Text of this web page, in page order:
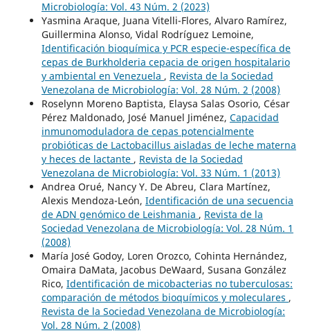
Microbiología: Vol. 43 Núm. 2 (2023)
Yasmina Araque, Juana Vitelli-Flores, Alvaro Ramírez,
Guillermina Alonso, Vidal Rodríguez Lemoine,
Identificación bioquímica y PCR especie-específica de
cepas de Burkholderia cepacia de origen hospitalario
y ambiental en Venezuela , Revista de la Sociedad
Venezolana de Microbiología: Vol. 28 Núm. 2 (2008)
Roselynn Moreno Baptista, Elaysa Salas Osorio, César
Pérez Maldonado, José Manuel Jiménez, Capacidad
inmunomoduladora de cepas potencialmente
probióticas de Lactobacillus aisladas de leche materna
y heces de lactante , Revista de la Sociedad
Venezolana de Microbiología: Vol. 33 Núm. 1 (2013)
Andrea Orué, Nancy Y. De Abreu, Clara Martínez,
Alexis Mendoza-León, Identificación de una secuencia
de ADN genómico de Leishmania , Revista de la
Sociedad Venezolana de Microbiología: Vol. 28 Núm. 1
(2008)
María José Godoy, Loren Orozco, Cohinta Hernández,
Omaira DaMata, Jacobus DeWaard, Susana González
Rico, Identificación de micobacterias no tuberculosas:
comparación de métodos bioquímicos y moleculares ,
Revista de la Sociedad Venezolana de Microbiología:
Vol. 28 Núm. 2 (2008)